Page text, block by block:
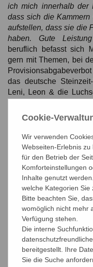
ich mich innerhalb der
dass sich die
aufstellen, dass sie die
haben. Gute
beruflich befasst sich
gern mit Themen, bei
das deutsche
Leni, Leon & die
Krankenversicherung
Gründung exmedio
Ableben und regelt
hilft er dabei,
Mitarbeiter nicht
September geht es
Über uns
Was wir machen
Cookie-
Wir verwenden
Webseiten-Erlebnis
für den Betrieb der
Komforteinstellungen
Inhalte genutzt
welche Kategorien Sie
Bitte beachten Sie,
womöglich nicht mehr
Verfügung stehen.
Die interne
bereitgestellt. Ihre
Sie die Suche